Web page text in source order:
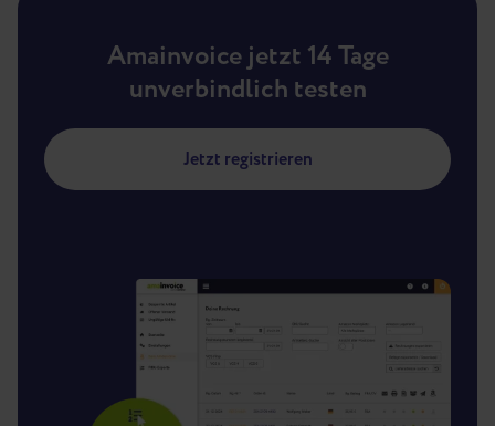
Amainvoice jetzt 14 Tage
unverbindlich testen
Jetzt registrieren